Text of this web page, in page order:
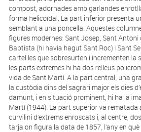
compost, adornades amb garlandes
forma helicoïdal. La part inferior presenta
semblant a una poncella. Aquestes
figures modernes: Sant Josep, Sant Antoni
Baptista (hi havia hagut Sant Roc) i Sant
cartel·les que sobresurten i incrementen
les parts extremes hi ha dos relleus
vida de Sant Martí. A la part central, una
la custòdia dins del sagrari major els dies
damunt, i en situació prominent, hi ha la
Martí (1944). La part superior va
curvilini d’extrems enroscats i, al centre,
tarja on figura la data de 1857, l’any en